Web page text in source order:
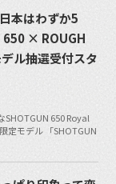
本はわずか5
650 × ROUGH
ル抽選受付スタ
SHOTGUN 650 Royal
定モデル 「SHOTGUN